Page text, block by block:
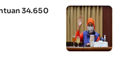
34.650